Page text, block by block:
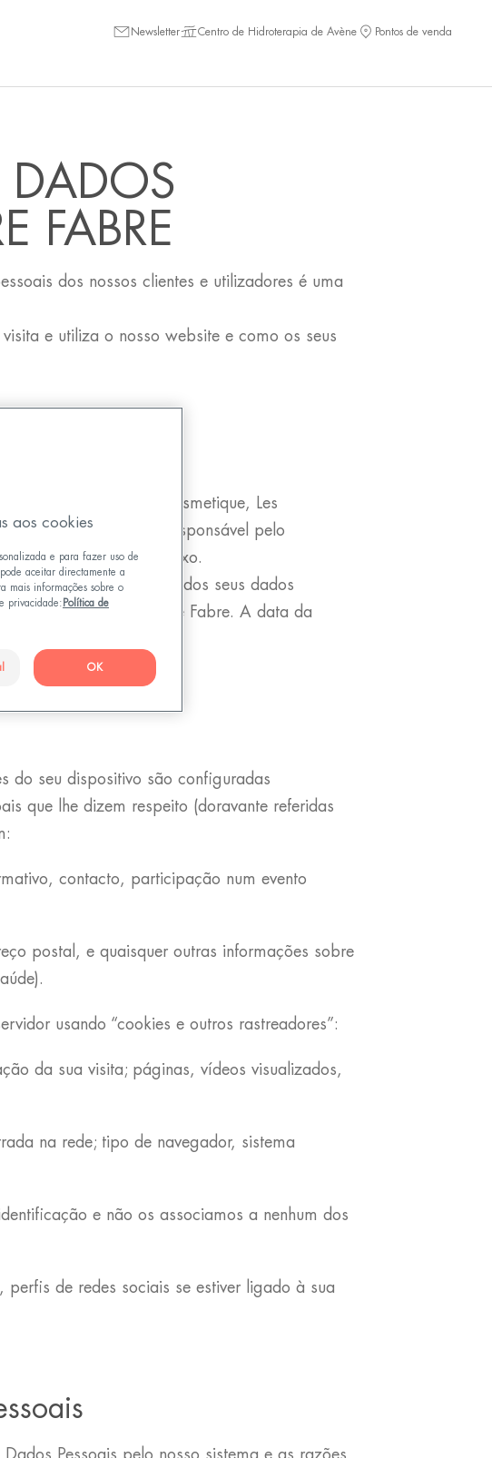
Newsletter Centro de Hidroterapia de Avène Pontos de venda
DADOS
FABRE
dos nossos clientes e utilizadores é uma
e utiliza o nosso website e como os seus
Pierre Fabre Dermo-Cosmetique, Les
Nosso"), que é o responsável pelo
os fins descritos abaixo.
de processamento dos seus dados
momento por Pierre Fabre. A data da
la regularmente.
do seu dispositivo são configuradas
que lhe dizem respeito (doravante referidas
contacto, participação num evento
postal, e quaisquer outras informações sobre
usando “cookies e outros rastreadores”:
da sua visita; páginas, vídeos visualizados,
na rede; tipo de navegador, sistema
e não os associamos a nenhum dos
perfis de redes sociais se estiver ligado à sua
Pessoais pelo nosso sistema e as razões
aos cookies
e para fazer uso de
aceitar directamente a
mais informações sobre o
privacidade: Política de
OK